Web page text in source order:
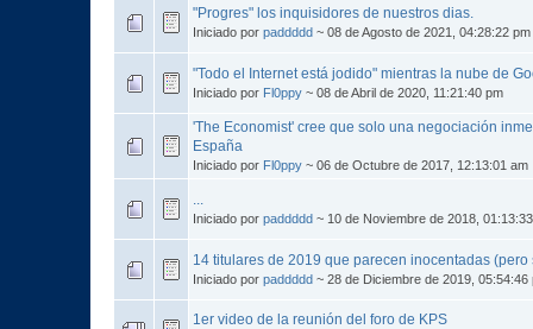
"Progres" los inquisidores de nuestros dias.
Iniciado por paddddd ~ 08 de Agosto de 2021, 04:28:22 pm
"Todo el Internet está jodido" mientras la nube de
Iniciado por Fl0ppy ~ 08 de Abril de 2020, 11:21:40 pm
'The Economist' cree que solo una negociación
España
Iniciado por Fl0ppy ~ 06 de Octubre de 2017, 12:13:01 am
Iniciado por paddddd ~ 10 de Noviembre de 2018,
14 titulares de 2019 que parecen inocentadas (pero
Iniciado por paddddd ~ 28 de Diciembre de 2019, 05:54:46
1er video de la reunión del foro de KPS